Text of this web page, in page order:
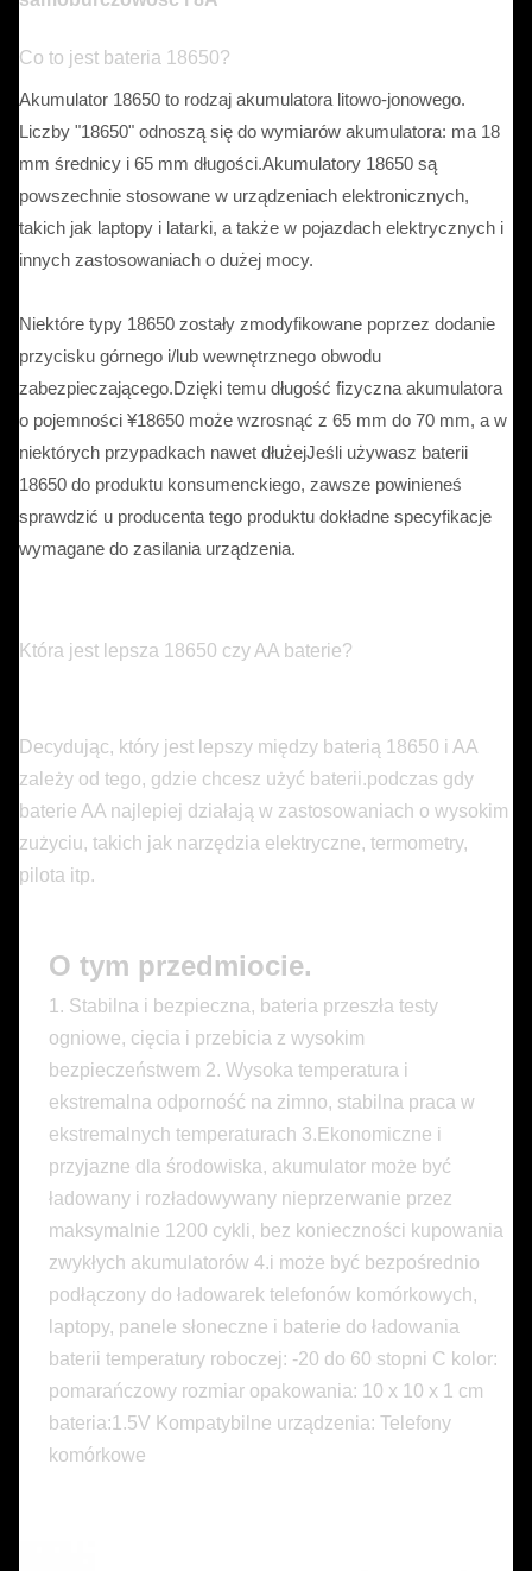
Co to jest bateria 18650?
Akumulator 18650 to rodzaj akumulatora litowo-jonowego.
Liczby "18650" odnoszą się do wymiarów akumulatora: ma 18
mm średnicy i 65 mm długości.Akumulatory 18650 są
powszechnie stosowane w urządzeniach elektronicznych,
takich jak laptopy i latarki, a także w pojazdach elektrycznych i
innych zastosowaniach o dużej mocy.
Niektóre typy 18650 zostały zmodyfikowane poprzez dodanie
przycisku górnego i/lub wewnętrznego obwodu
zabezpieczającego.Dzięki temu długość fizyczna akumulatora
o pojemności ¥18650 może wzrosnąć z 65 mm do 70 mm, a w
niektórych przypadkach nawet dłużejJeśli używasz baterii
18650 do produktu konsumenckiego, zawsze powinieneś
sprawdzić u producenta tego produktu dokładne specyfikacje
wymagane do zasilania urządzenia.
Która jest lepsza 18650 czy AA baterie?
Decydując, który jest lepszy między baterią 18650 i AA
zależy od tego, gdzie chcesz użyć baterii.podczas gdy
baterie AA najlepiej działają w zastosowaniach o wysokim
zużyciu, takich jak narzędzia elektryczne, termometry,
pilota itp.
O tym przedmiocie.
1. Stabilna i bezpieczna, bateria przeszła testy
ogniowe, cięcia i przebicia z wysokim
bezpieczeństwem 2. Wysoka temperatura i
ekstremalna odporność na zimno, stabilna praca w
ekstremalnych temperaturach 3.Ekonomiczne i
przyjazne dla środowiska, akumulator może być
ładowany i rozładowywany nieprzerwanie przez
maksymalnie 1200 cykli, bez konieczności kupowania
zwykłych akumulatorów 4.i może być bezpośrednio
podłączony do ładowarek telefonów komórkowych,
laptopy, panele słoneczne i baterie do ładowania
baterii temperatury roboczej: -20 do 60 stopni C kolor:
pomarańczowy rozmiar opakowania: 10 x 10 x 1 cm
bateria:1.5V Kompatybilne urządzenia: Telefony
komórkowe